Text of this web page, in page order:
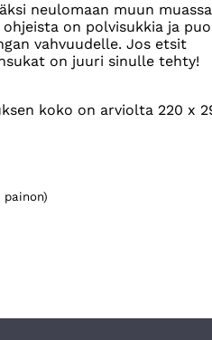
neulomaan muun muassa
on polvisukkia ja
vahvuudelle. Jos etsit
on juuri sinulle tehty!
koko on arviolta 220 x